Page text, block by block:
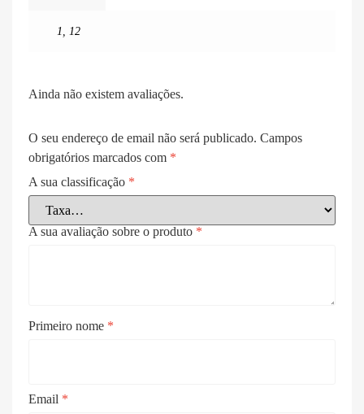
1, 12
Ainda não existem avaliações.
O seu endereço de email não será publicado. Campos
obrigatórios marcados com *
A sua classificação *
A sua avaliação sobre o produto *
Primeiro nome *
Email *